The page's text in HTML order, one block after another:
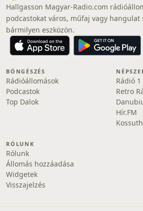
Hallgasson Magyar-Radio.com
podcastokat város, műfaj vagy
bármilyen eszközön.
BÖNGÉSZÉS
Rádióállomások
Podcastok
Top Dalok
Rádió 1
Retro
Hír.FM
RÓLUNK
Rólunk
Állomás hozzáadása
Widgetek
Visszajelzés